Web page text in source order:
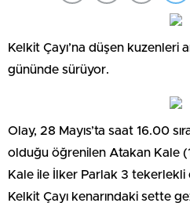
Kelkit Çayı’na düşen kuzenleri
gününde sürüyor.
Olay, 28 Mayıs’ta saat 16.00
olduğu öğrenilen Atakan Kale
Kale ile İlker Parlak 3
Kelkit Çayı kenarındaki sette